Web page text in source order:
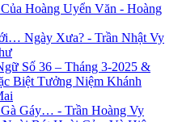
Hoàng Uyển Văn - Hoàng
Ngày Xưa? - Trần Nhật Vy
Số 36 – Tháng 3-2025 &
Biệt Tưởng Niệm Khánh
Gáy… - Trần Hoàng Vy